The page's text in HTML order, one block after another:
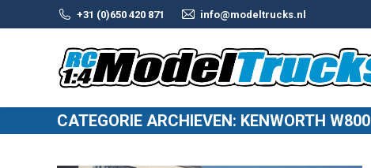
+31 (0)650 420 871 info@modeltrucks.nl
CATEGORIE ARCHIEVEN: KENWORTH W800